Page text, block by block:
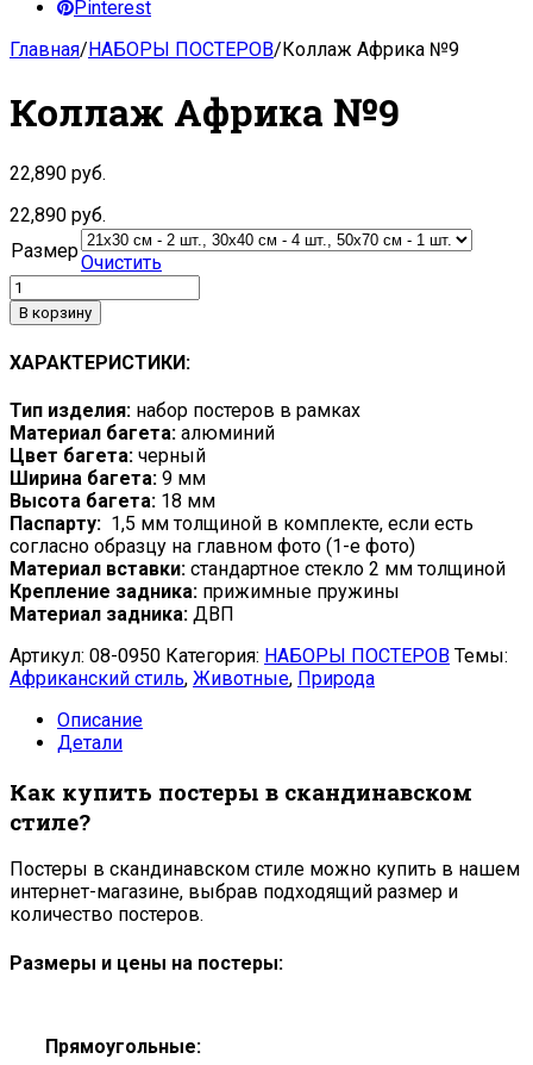
Pinterest
Главная/НАБОРЫ ПОСТЕРОВ/Коллаж Африка №9
Коллаж Африка №9
22,890 руб.
22,890 руб.
Размер
Очистить
В корзину
ХАРАКТЕРИСТИКИ:
Тип изделия: набор постеров в рамках
Материал багета: алюминий
Цвет багета: черный
Ширина багета: 9 мм
Высота багета: 18 мм
Паспарту: 1,5 мм толщиной в комплекте, если есть
согласно образцу на главном фото (1-е фото)
Материал вставки: стандартное стекло 2 мм толщиной
Крепление задника: прижимные пружины
Материал задника: ДВП
Артикул: 08-0950 Категория: НАБОРЫ ПОСТЕРОВ Темы:
Африканский стиль, Животные, Природа
Описание
Детали
Как купить постеры в скандинавском
стиле?
Постеры в скандинавском стиле можно купить в нашем
интернет-магазине, выбрав подходящий размер и
количество постеров.
Размеры и цены на постеры:
Прямоугольные: